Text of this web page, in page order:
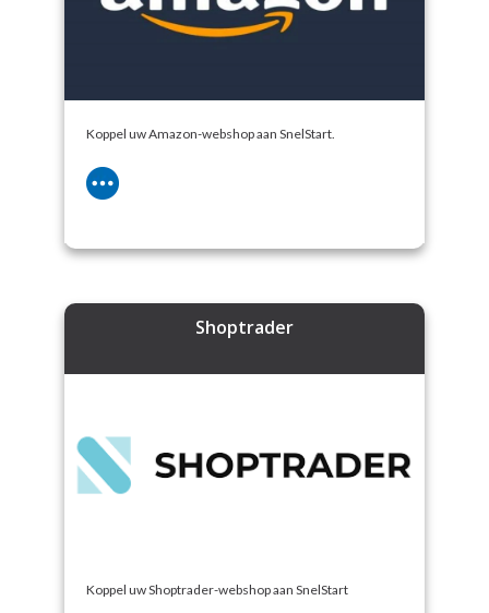
Koppel uw Amazon-webshop aan SnelStart.
Shoptrader
Koppel uw Shoptrader-webshop aan SnelStart